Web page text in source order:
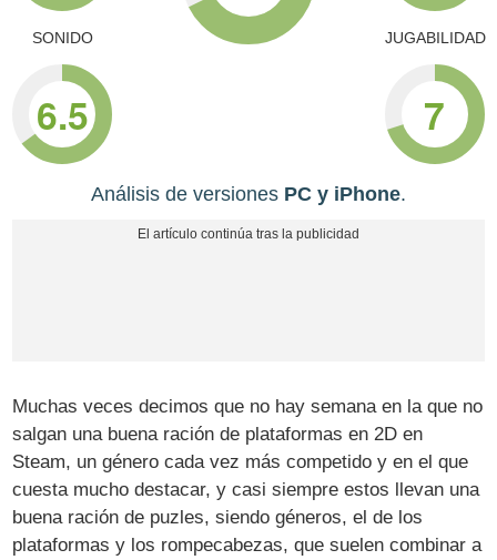
SONIDO
6.5
JUGABILIDAD
7
Análisis de versiones PC y iPhone.
Muchas veces decimos que no hay semana en la que no
salgan una buena ración de plataformas en 2D en
Steam, un género cada vez más competido y en el que
cuesta mucho destacar, y casi siempre estos llevan una
buena ración de puzles, siendo géneros, el de los
plataformas y los rompecabezas, que suelen combinar a